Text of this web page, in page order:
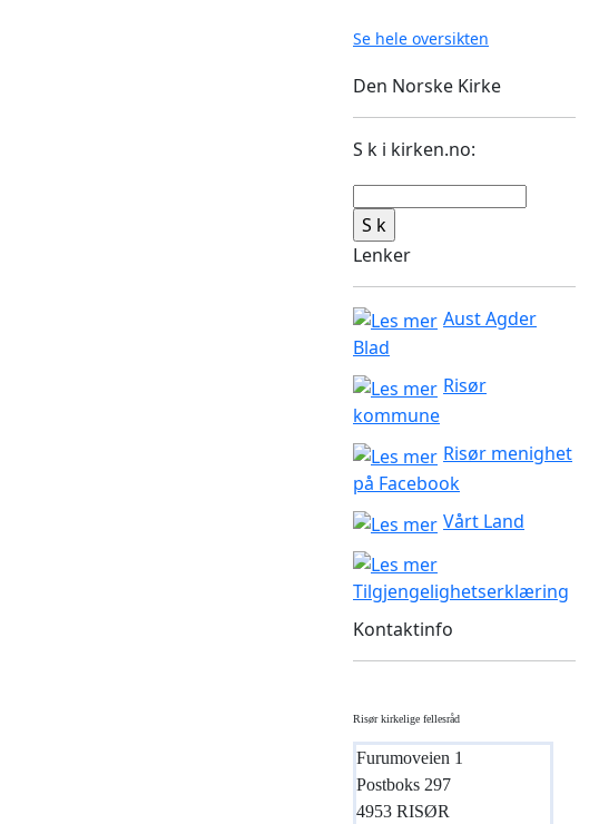
Se hele oversikten
Den Norske Kirke
S k i kirken.no:
Lenker
Aust Agder
Blad
Risør
kommune
Risør menighet
på Facebook
Vårt Land
Tilgjengelighetserklæring
Kontaktinfo
Risør kirkelige fellesråd
Furumoveien 1
Postboks 297
4953 RISØR